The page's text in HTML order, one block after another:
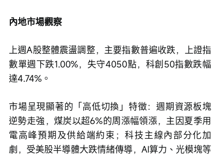
內地市場觀察
上週A股整體震盪調整，主要指數普遍收跌，上證指
數單週下跌1.00%，失守4050點，科創50指數跌幅
達4.74%。
市場呈現顯著的「高低切換」特徵：週期資源板塊
逆勢走強，煤炭以超6%的周漲幅領漲，主因夏季用
電高峰預期及供給端約束；科技主線內部分化加
劇，受美股半導體大跌情緒傳導，AI算力、光模塊等